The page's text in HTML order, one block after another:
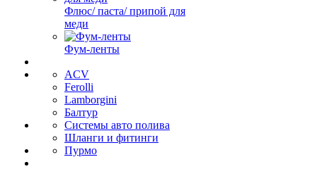
Флюс/ паста/ припой для
меди
Фум-ленты
ACV
Ferolli
Lamborgini
Балтур
Системы авто полива
Шланги и фитинги
Пурмо